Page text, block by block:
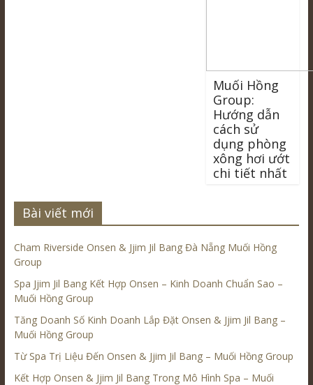
Muối Hồng
Group:
Hướng dẫn
cách sử
dụng phòng
xông hơi ướt
chi tiết nhất
Bài viết mới
Cham Riverside Onsen & Jjim Jil Bang Đà Nẵng Muối Hồng
Group
Spa Jjim Jil Bang Kết Hợp Onsen – Kinh Doanh Chuẩn Sao –
Muối Hồng Group
Tăng Doanh Số Kinh Doanh Lắp Đặt Onsen & Jjim Jil Bang –
Muối Hồng Group
Từ Spa Trị Liệu Đến Onsen & Jjim Jil Bang – Muối Hồng Group
Kết Hợp Onsen & Jjim Jil Bang Trong Mô Hình Spa – Muối